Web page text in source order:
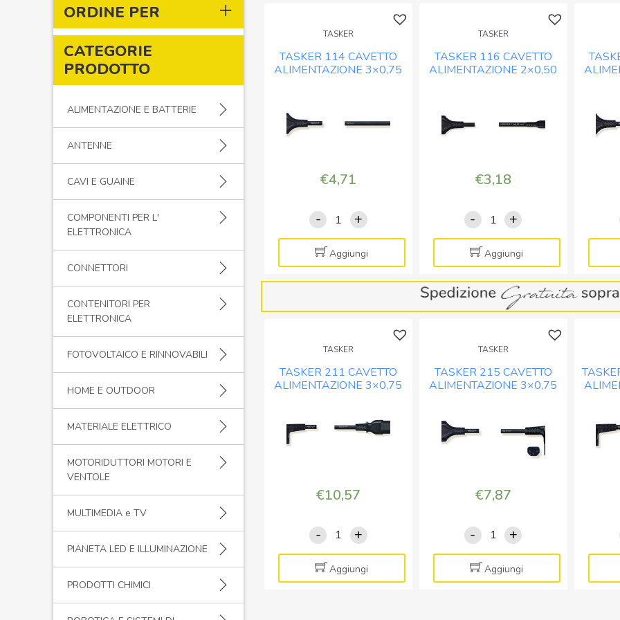
ORDINE PER
CATEGORIE
PRODOTTO
ALIMENTAZIONE E BATTERIE
ANTENNE
CAVI E GUAINE
COMPONENTI PER L'
ELETTRONICA
CONNETTORI
CONTENITORI PER
ELETTRONICA
FOTOVOLTAICO E RINNOVABILI
HOME E OUTDOOR
MATERIALE ELETTRICO
MOTORIDUTTORI MOTORI E
VENTOLE
MULTIMEDIA e TV
PIANETA LED E ILLUMINAZIONE
PRODOTTI CHIMICI
TASKER
TASKER 114 CAVETTO
ALIMENTAZIONE 3×0,75
€4,71
-
TASKER
114
CAVETTO
ALIMENTAZIONE
3x0,75
quantità
+
Aggiungi
TASKER
TASKER 116 CAVETTO
ALIMENTAZIONE 2×0,50
€3,18
-
TASKER
116
CAVETTO
ALIMENTAZIONE
2x0,50
NERO
1,5
quantità
+
Aggiungi
TASKER
TASKER 211 CAVETTO
ALIMENTAZIONE 3×0,75
€10,57
-
TASKER
211
CAVETTO
ALIMENTAZIONE
+
Aggiungi
TASKER
TASKER 215 CAVETTO
ALIMENTAZIONE 3×0,75
€7,87
-
TASKER
215
CAVETTO
ALIMENTAZIONE
+
Aggiungi